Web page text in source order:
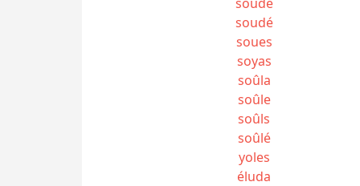
soudé
soues
soyas
soûla
soûle
soûls
soûlé
yoles
éluda